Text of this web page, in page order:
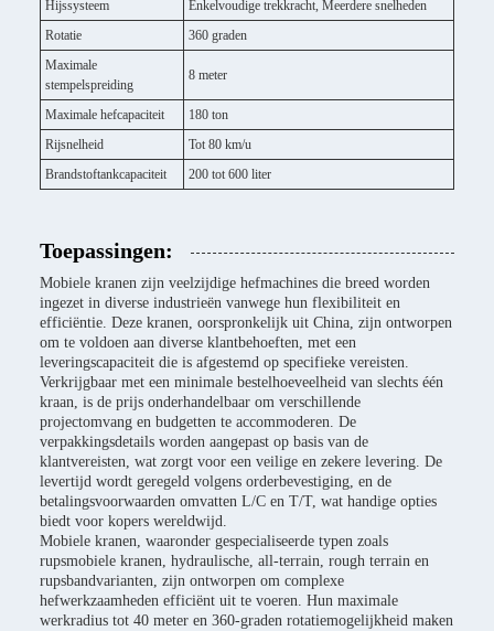
Hijssysteem
Enkelvoudige trekkracht, Meerdere snelheden
Rotatie
360 graden
Maximale
stempelspreiding
8 meter
Maximale hefcapaciteit
180 ton
Rijsnelheid
Tot 80 km/u
Brandstoftankcapaciteit
200 tot 600 liter
Toepassingen:
Mobiele kranen zijn veelzijdige hefmachines die breed worden
ingezet in diverse industrieën vanwege hun flexibiliteit en
efficiëntie. Deze kranen, oorspronkelijk uit China, zijn ontworpen
om te voldoen aan diverse klantbehoeften, met een
leveringscapaciteit die is afgestemd op specifieke vereisten.
Verkrijgbaar met een minimale bestelhoeveelheid van slechts één
kraan, is de prijs onderhandelbaar om verschillende
projectomvang en budgetten te accommoderen. De
verpakkingsdetails worden aangepast op basis van de
klantvereisten, wat zorgt voor een veilige en zekere levering. De
levertijd wordt geregeld volgens orderbevestiging, en de
betalingsvoorwaarden omvatten L/C en T/T, wat handige opties
biedt voor kopers wereldwijd.
Mobiele kranen, waaronder gespecialiseerde typen zoals
rupsmobiele kranen, hydraulische, all-terrain, rough terrain en
rupsbandvarianten, zijn ontworpen om complexe
hefwerkzaamheden efficiënt uit te voeren. Hun maximale
werkradius tot 40 meter en 360-graden rotatiemogelijkheid maken